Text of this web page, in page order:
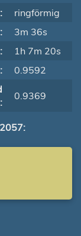
ringförmig
3m 36s
1h 7m 20s
0.9592
0.9369